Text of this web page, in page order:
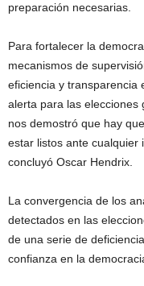
preparación necesarias.
Para fortalecer la
mecanismos de
eficiencia y transparencia
alerta para las elecciones
nos demostró que hay
estar listos ante cualquier
concluyó Oscar Hendrix.
La convergencia de los
detectados en las
de una serie de
confianza en la